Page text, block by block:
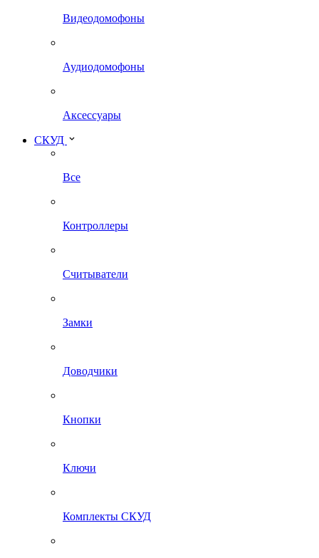
Видеодомофоны
Аудиодомофоны
Аксессуары
СКУД
Все
Контроллеры
Считыватели
Замки
Доводчики
Кнопки
Ключи
Комплекты СКУД